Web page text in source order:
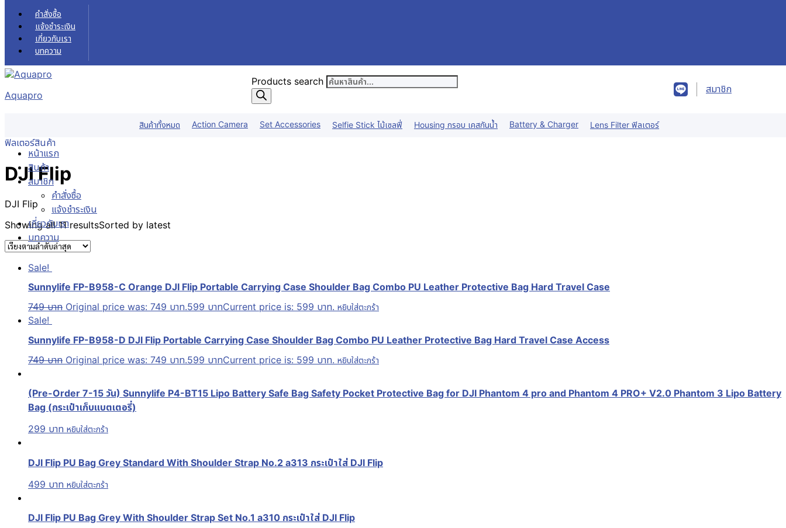
Skip to content
คำสั่งซื้อ
แจ้งชำระเงิน
เกี่ยวกับเรา
บทความ
Aquapro
Products search
สมาชิก
สินค้าทั้งหมด Action Camera Set Accessories Selfie Stick ไม้เซลฟี่ Housing กรอบ เคสกันน้ำ Battery & Charger Lens Filter ฟิลเตอร์
หน้าแรก
สินค้า
สมาชิก
คำสั่งซื้อ
แจ้งชำระเงิน
เกี่ยวกับเรา
บทความ
DJI Flip
ฟิลเตอร์สินค้า
DJI Flip
DJI Flip
Showing all 11 resultsSorted by latest
Sale!
Sunnylife FP-B958-C Orange DJI Flip Portable Carrying Case Shoulder Bag Combo PU Leather Protective Bag Hard Travel Case
749บาท Original price was: 749 บาท.599 บาทCurrent price is: 599 บาท. หยิบใส่ตะกร้า
Sale!
Sunnylife FP-B958-D DJI Flip Portable Carrying Case Shoulder Bag Combo PU Leather Protective Bag Hard Travel Case Access
749บาท Original price was: 749 บาท.599 บาทCurrent price is: 599 บาท. หยิบใส่ตะกร้า
(Pre-Order 7-15 วัน) Sunnylife P4-BT15 Lipo Battery Safe Bag Safety Pocket Protective Bag for DJI Phantom 4 pro and Phantom 4 PRO+ V2.0 Phantom 3 Lipo Battery
Bag (กระเป๋าเก็บแบตเตอรี่)
299 บาท หยิบใส่ตะกร้า
DJI Flip PU Bag Grey Standard With Shoulder Strap No.2 a313 กระเป๋าใส่ DJI Flip
499 บาท หยิบใส่ตะกร้า
DJI Flip PU Bag Grey With Shoulder Strap Set No.1 a310 กระเป๋าใส่ DJI Flip